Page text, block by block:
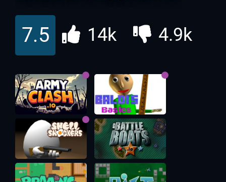
Игра Brutal.io от создателей
геймплеем, у прокаченных игроков незначительное
преимущество перед новичками. Если вам уже
поднадоели Слизарио или танчики, попробуйте Брутал ио!
7.5 14k 4.9k